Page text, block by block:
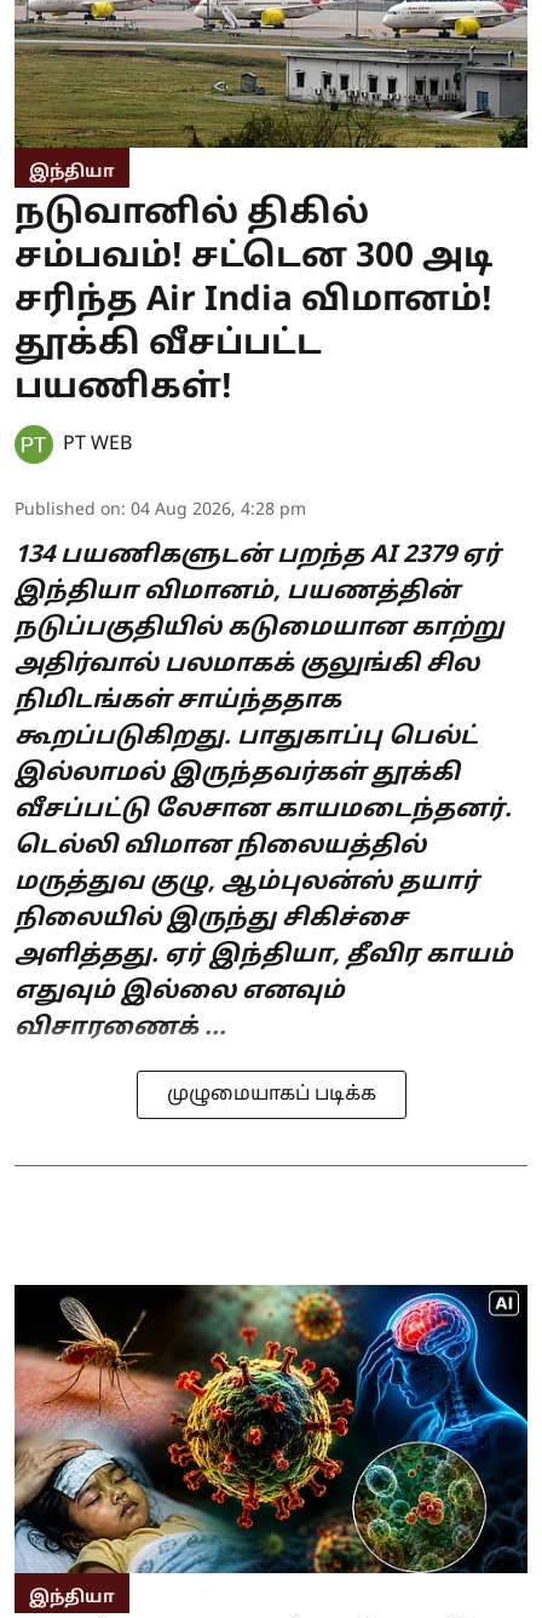
இந்தியா
நடுவானில் திகில்
சம்பவம்! சட்டென 300 அடி
சரிந்த Air India விமானம்!
தூக்கி வீசப்பட்ட
பயணிகள்!
PT WEB
Published on: 04 Aug 2026, 4:28 pm
134 பயணிகளுடன் பறந்த AI 2379 ஏர்
இந்தியா விமானம், பயணத்தின்
நடுப்பகுதியில் கடுமையான காற்று
அதிர்வால் பலமாகக் குலுங்கி சில
நிமிடங்கள் சாய்ந்ததாக
கூறப்படுகிறது. பாதுகாப்பு பெல்ட்
இல்லாமல் இருந்தவர்கள் தூக்கி
வீசப்பட்டு லேசான காயமடைந்தனர்.
டெல்லி விமான நிலையத்தில்
மருத்துவ குழு, ஆம்புலன்ஸ் தயார்
நிலையில் இருந்து சிகிச்சை
அளித்தது. ஏர் இந்தியா, தீவிர காயம்
எதுவும் இல்லை எனவும்
விசாரணைக் ...
முழுமையாகப் படிக்க
இந்தியா